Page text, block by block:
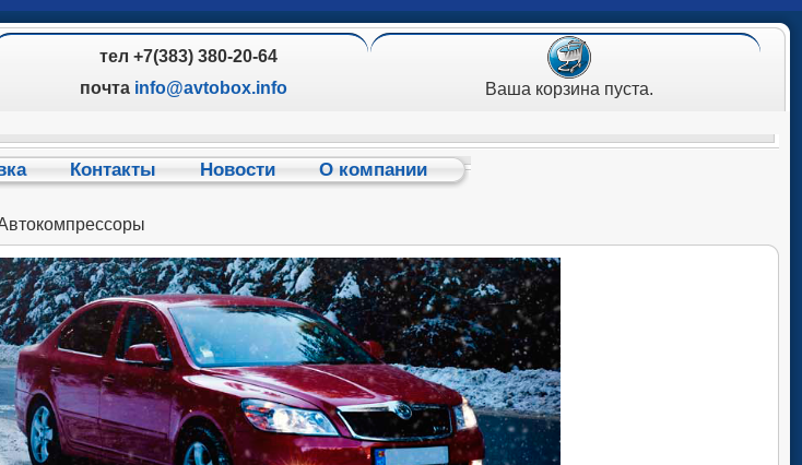
тел +7(383) 380-20-64
почта info@avtobox.info Ваша корзина пуста.
Контакты Новости О компании